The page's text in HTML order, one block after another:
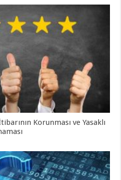
Korunması ve Yasaklı